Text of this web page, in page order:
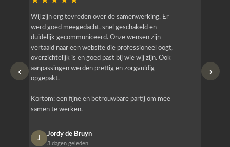
‹
Wij zijn erg tevreden over de samenwerking. Er
werd goed meegedacht, snel geschakeld en
duidelijk gecommuniceerd. Onze wensen zijn
vertaald naar een website die professioneel oogt,
overzichtelijk is en goed past bij wie wij zijn. Ook
aanpassingen werden prettig en zorgvuldig
opgepakt.
Kortom: een fijne en betrouwbare partij om mee
samen te werken.
J
Jordy de Bruyn
3 dagen geleden
›